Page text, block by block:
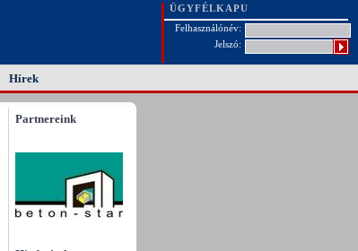
ÜGYFÉLKAPU
Felhasználónév:
Jelszó:
Hírek
Partnereink